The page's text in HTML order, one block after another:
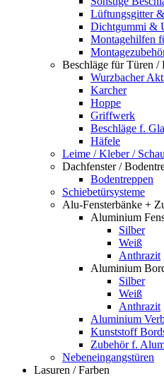
Lüftungsgitter
Dichtgummi &
Montagehilfen
Beschläge für Türen /
Wurzbacher
Karcher
Hoppe
Griffwerk
Beschläge f.
Häfele
Leime / Kleber /
Dachfenster /
Bodentreppen
Schiebetürsysteme
Alu-Fensterbänke +
Aluminium
Silber
Weiß
Anthrazit
Aluminium
Silber
Weiß
Anthrazit
Aluminium
Kunststoff
Zubehör f.
Nebeneingangstüren
Lasuren / Farben